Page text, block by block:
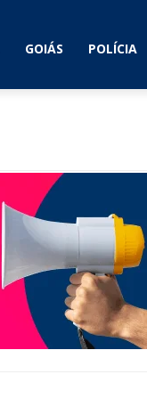
GOIÁS POLÍCIA